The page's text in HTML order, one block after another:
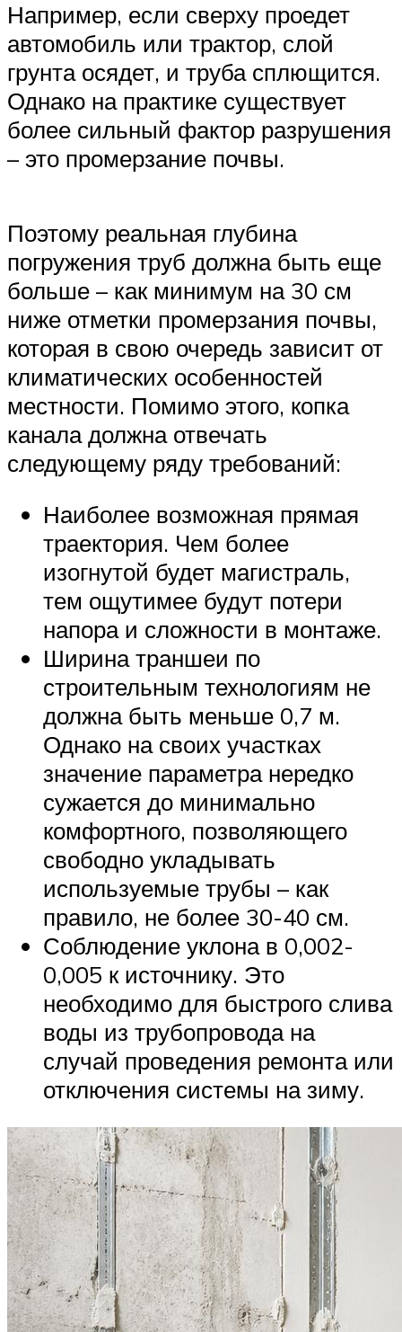
Например, если сверху проедет
автомобиль или трактор, слой
грунта осядет, и труба сплющится.
Однако на практике существует
более сильный фактор разрушения
– это промерзание почвы.
Поэтому реальная глубина
погружения труб должна быть еще
больше – как минимум на 30 см
ниже отметки промерзания почвы,
которая в свою очередь зависит от
климатических особенностей
местности. Помимо этого, копка
канала должна отвечать
следующему ряду требований:
Наиболее возможная прямая
траектория. Чем более
изогнутой будет магистраль,
тем ощутимее будут потери
напора и сложности в монтаже.
Ширина траншеи по
строительным технологиям не
должна быть меньше 0,7 м.
Однако на своих участках
значение параметра нередко
сужается до минимально
комфортного, позволяющего
свободно укладывать
используемые трубы – как
правило, не более 30-40 см.
Соблюдение уклона в 0,002-
0,005 к источнику. Это
необходимо для быстрого слива
воды из трубопровода на
случай проведения ремонта или
отключения системы на зиму.